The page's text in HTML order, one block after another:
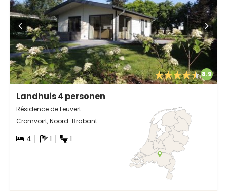
8.9
Landhuis 4 personen
Résidence de Leuvert
Cromvoirt, Noord-Brabant
4 1 1